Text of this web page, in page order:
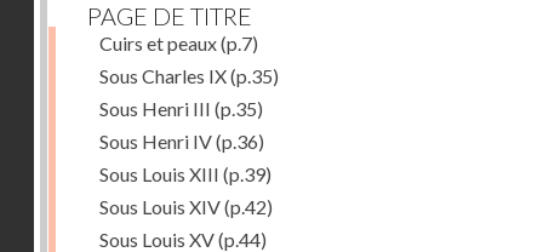
PAGE DE TITRE
Cuirs et peaux(p.7)
Sous Charles IX(p.35)
Sous Henri III (p.35)
Sous Henri IV(p.36)
Sous Louis XIII (p.39)
Sous Louis XIV(p.42)
Sous Louis XV(p.44)